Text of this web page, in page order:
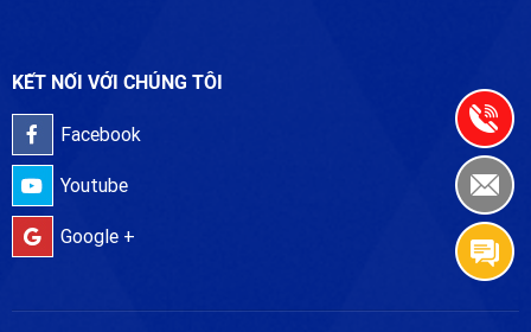
KẾT NỐI VỚI CHÚNG TÔI
Facebook
Youtube
Google +